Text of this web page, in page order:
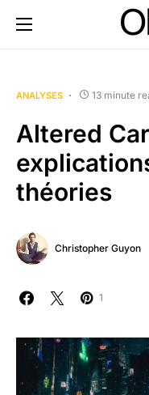
ANALYSES 13 minute
Altered
théories
Christopher Guyon
1